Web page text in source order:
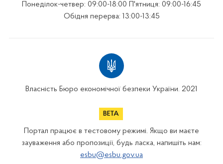
Понеділок-четвер: 09:00-18:00 П'ятниця: 09:00-16:45
Обідня перерва: 13:00-13:45
Власність Бюро економічної безпеки України. 2021
Портал працює в тестовому режимі. Якщо ви маєте
зауваження або пропозиції, будь ласка, напишіть нам:
esbu@esbu.gov.ua